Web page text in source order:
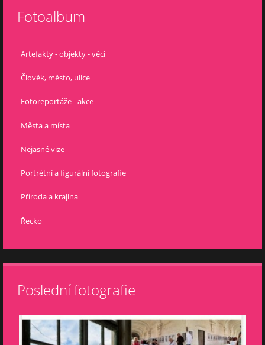
Fotoalbum
Artefakty - objekty - věci
Člověk, město, ulice
Fotoreportáže - akce
Města a místa
Nejasné vize
Portrétní a figurální fotografie
Příroda a krajina
Řecko
Poslední fotografie